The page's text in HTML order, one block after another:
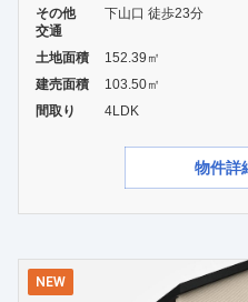
その他
交通
下山口 徒歩23分
土地面積
152.39㎡
建売面積
103.50㎡
間取り
4LDK
物件詳
NEW